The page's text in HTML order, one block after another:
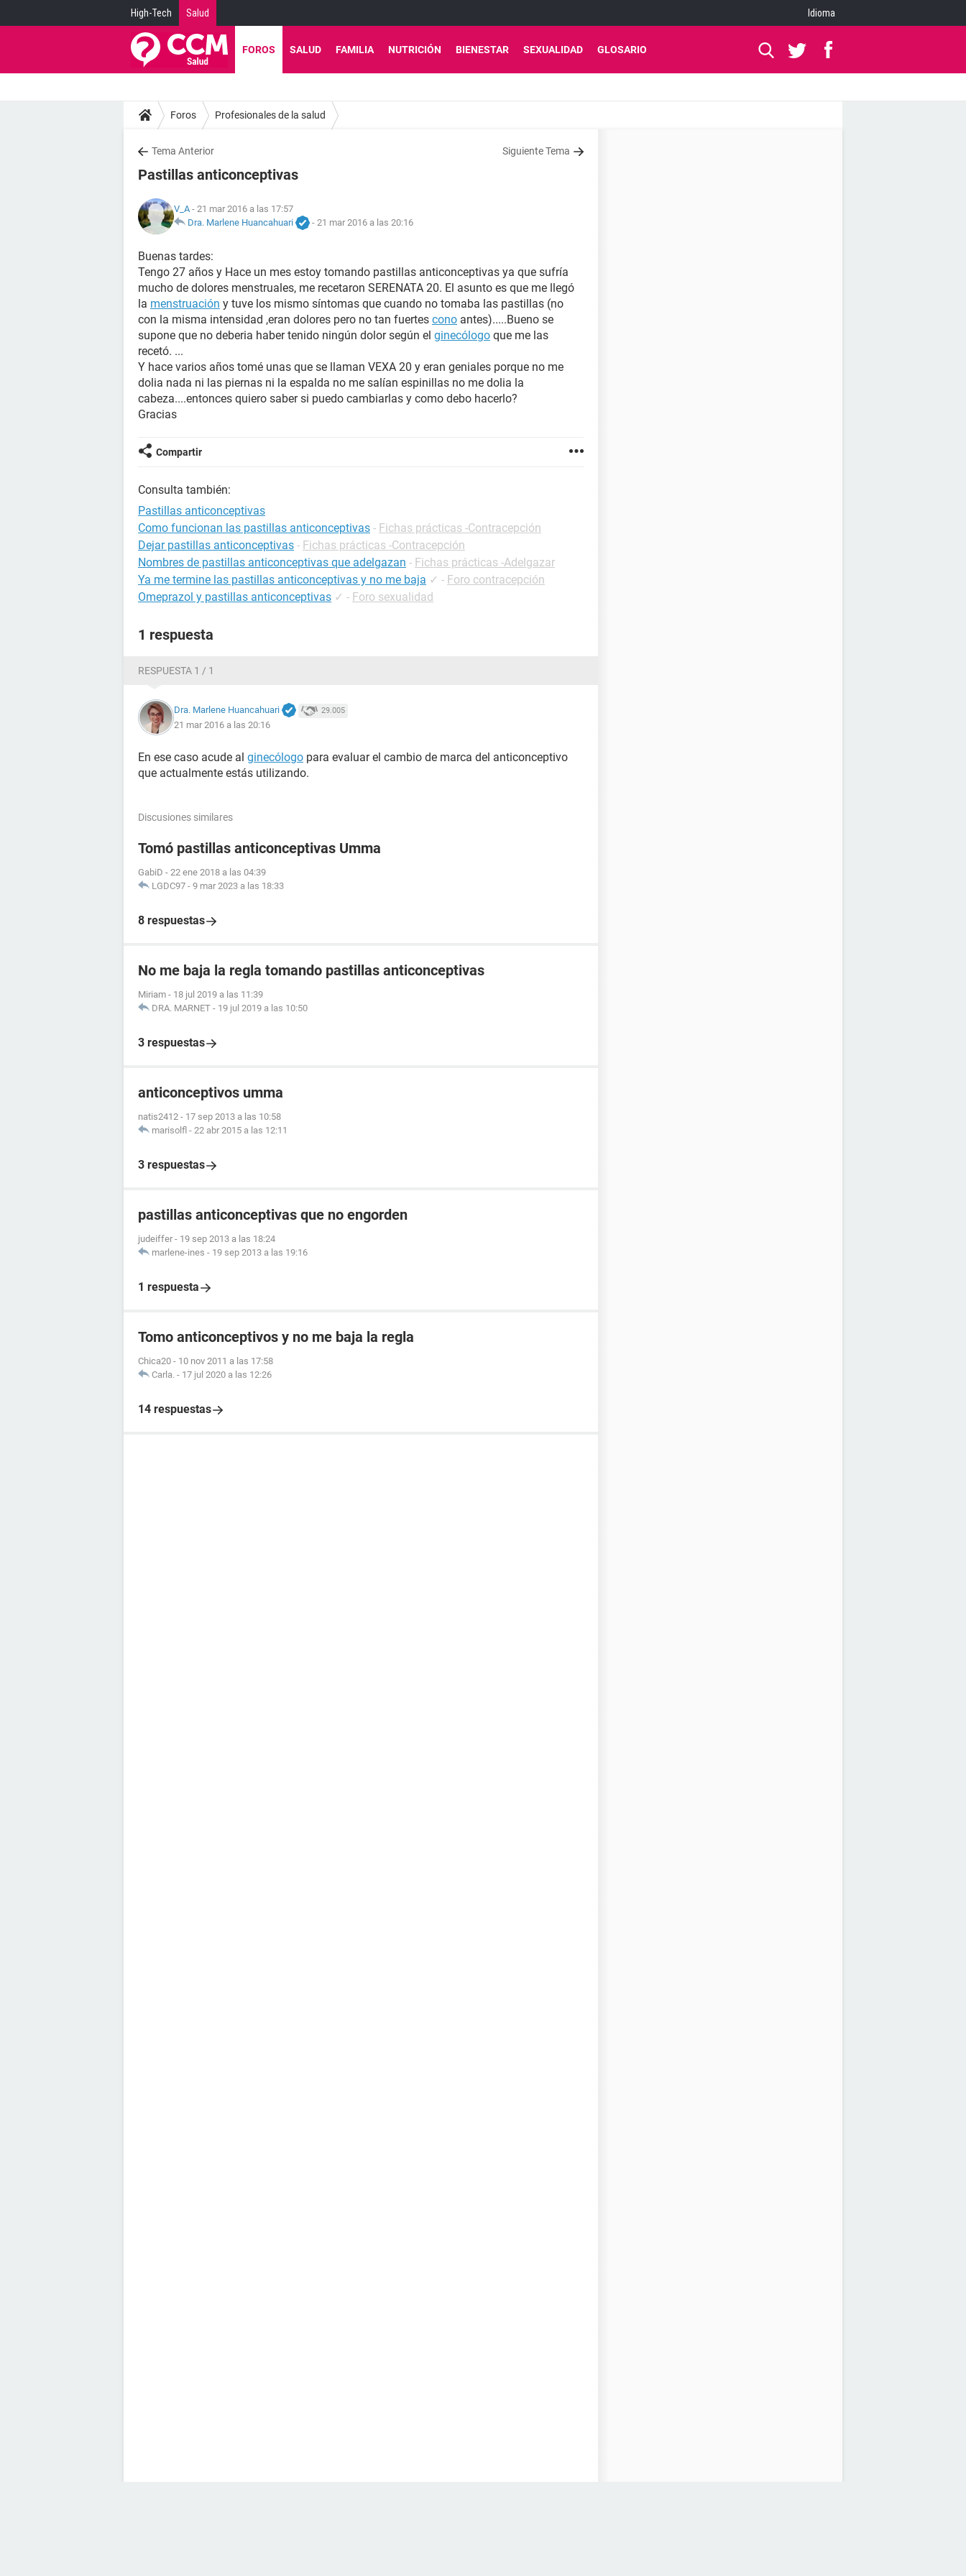
High-Tech Salud Idioma
FOROS SALUD FAMILIA NUTRICIÓN BIENESTAR SEXUALIDAD GLOSARIO
Foros Profesionales de la salud
Tema Anterior Siguiente Tema
Pastillas anticonceptivas
V_A - 21 mar 2016 a las 17:57
Dra. Marlene Huancahuari
- 21 mar 2016 a las 20:16
Buenas tardes:
Tengo 27 años y Hace un mes estoy tomando pastillas anticonceptivas ya que sufría
mucho de dolores menstruales, me recetaron SERENATA 20. El asunto es que me llegó
la menstruación y tuve los mismo síntomas que cuando no tomaba las pastillas (no
con la misma intensidad ,eran dolores pero no tan fuertes cono antes).....Bueno se
supone que no deberia haber tenido ningún dolor según el ginecólogo que me las
recetó. ...
Y hace varios años tomé unas que se llaman VEXA 20 y eran geniales porque no me
dolia nada ni las piernas ni la espalda no me salían espinillas no me dolia la
cabeza....entonces quiero saber si puedo cambiarlas y como debo hacerlo?
Gracias
Compartir
Consulta también:
Pastillas anticonceptivas
Como funcionan las pastillas anticonceptivas - Fichas prácticas -Contracepción
Dejar pastillas anticonceptivas - Fichas prácticas -Contracepción
Nombres de pastillas anticonceptivas que adelgazan - Fichas prácticas -Adelgazar
Ya me termine las pastillas anticonceptivas y no me baja ✓ - Foro contracepción
Omeprazol y pastillas anticonceptivas ✓ - Foro sexualidad
1 respuesta
RESPUESTA 1 / 1
Dra. Marlene Huancahuari 29.005
21 mar 2016 a las 20:16
En ese caso acude al ginecólogo para evaluar el cambio de marca del anticonceptivo
que actualmente estás utilizando.
Discusiones similares
Tomó pastillas anticonceptivas Umma
GabiD - 22 ene 2018 a las 04:39
LGDC97 - 9 mar 2023 a las 18:33
8 respuestas
No me baja la regla tomando pastillas anticonceptivas
Miriam - 18 jul 2019 a las 11:39
DRA. MARNET - 19 jul 2019 a las 10:50
3 respuestas
anticonceptivos umma
natis2412 - 17 sep 2013 a las 10:58
marisolfl - 22 abr 2015 a las 12:11
3 respuestas
pastillas anticonceptivas que no engorden
judeiffer - 19 sep 2013 a las 18:24
marlene-ines - 19 sep 2013 a las 19:16
1 respuesta
Tomo anticonceptivos y no me baja la regla
Chica20 - 10 nov 2011 a las 17:58
Carla. - 17 jul 2020 a las 12:26
14 respuestas